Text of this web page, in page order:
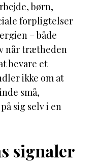
børn,
forpligtelser
– både
når trætheden
bevare et
ikke om at
små,
sig selv i en
signaler